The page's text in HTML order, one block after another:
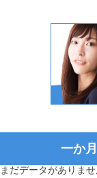
一か
まだデータがありませ